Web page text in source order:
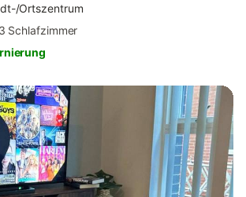
Ortszentrum
3 Schlafzimmer